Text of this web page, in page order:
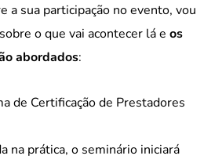
a sua participação no evento, vou
o que vai acontecer lá e os
abordados:
de Certificação de Prestadores
na prática, o seminário iniciará